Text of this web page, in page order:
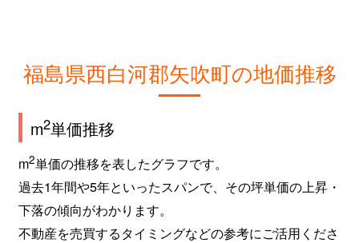
福島県西白河郡矢吹町の地価推移
m2単価推移
m2単価の推移を表したグラフです。
過去1年間や5年といったスパンで、その坪単価の上昇・
下落の傾向がわかります。
不動産を売買するタイミングなどの参考にご活用くださ